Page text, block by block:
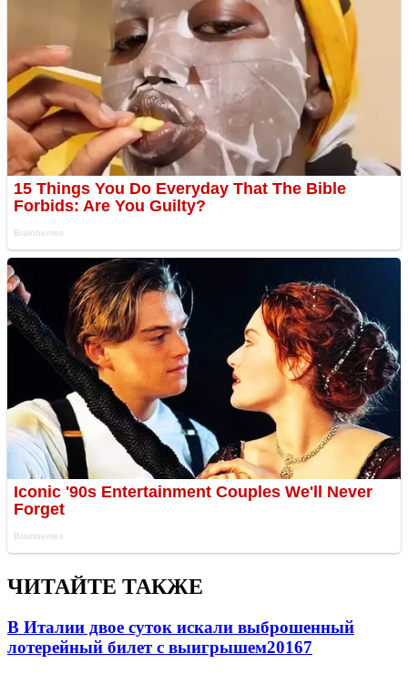
ЧИТАЙТЕ ТАКЖЕ
В Италии двое суток искали выброшенный
лотерейный билет с выигрышем20167